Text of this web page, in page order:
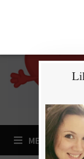
MENY